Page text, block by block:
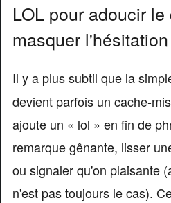
LOL pour adoucir
masquer
Il y a plus subtil que la
devient parfois un cache-
ajoute un « lol » en fin de
remarque gênante, lisser
ou signaler qu'on plaisante
n'est pas toujours le cas).